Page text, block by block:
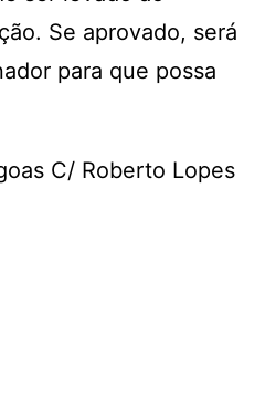
Se aprovado, será
para que possa
C/ Roberto Lopes